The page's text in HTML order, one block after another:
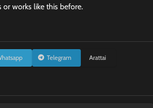
works like this before.
Telegram Arattai